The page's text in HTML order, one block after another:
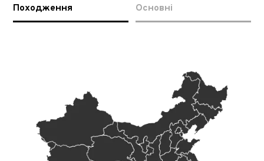
Походження Основні